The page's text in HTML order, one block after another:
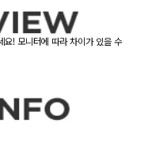
요! 모니터에 따라 차이가 있을 수